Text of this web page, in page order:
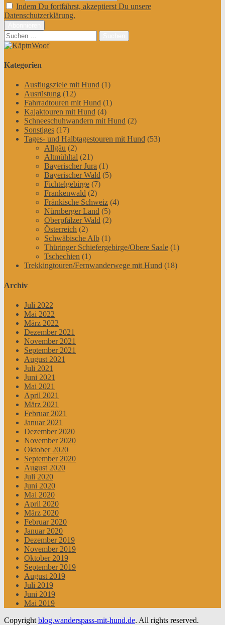
Indem Du fortfährst, akzeptierst Du unsere
Datenschutzerklärung.
Suchen
nach:
Kategorien
Ausflugsziele mit Hund (1)
Ausrüstung (12)
Fahrradtouren mit Hund (1)
Kajaktouren mit Hund (4)
Schneeschuhwandern mit Hund (2)
Sonstiges (17)
Tages- und Halbtagestouren mit Hund (53)
Allgäu (2)
Altmühltal (21)
Bayerischer Jura (1)
Bayerischer Wald (5)
Fichtelgebirge (7)
Frankenwald (2)
Fränkische Schweiz (4)
Nürnberger Land (5)
Oberpfälzer Wald (2)
Österreich (2)
Schwäbische Alb (1)
Thüringer Schiefergebirge/Obere Saale (1)
Tschechien (1)
Trekkingtouren/Fernwanderwege mit Hund (18)
Archiv
Juli 2022
Mai 2022
März 2022
Dezember 2021
November 2021
September 2021
August 2021
Juli 2021
Juni 2021
Mai 2021
April 2021
März 2021
Februar 2021
Januar 2021
Dezember 2020
November 2020
Oktober 2020
September 2020
August 2020
Juli 2020
Juni 2020
Mai 2020
April 2020
März 2020
Februar 2020
Januar 2020
Dezember 2019
November 2019
Oktober 2019
September 2019
August 2019
Juli 2019
Juni 2019
Mai 2019
Copyright blog.wanderspass-mit-hund.de. All rights reserved.